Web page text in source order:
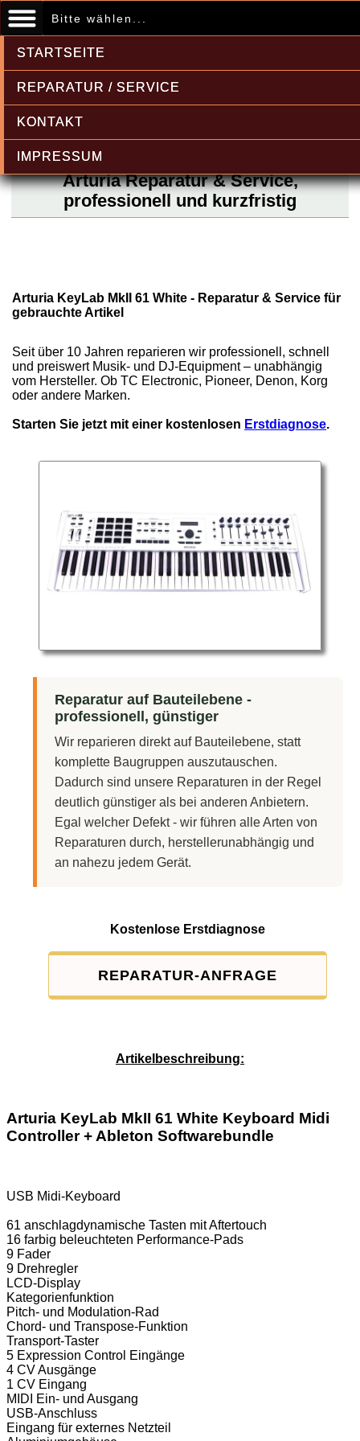
Bitte wählen...
STARTSEITE
REPARATUR / SERVICE
KONTAKT
IMPRESSUM
Arturia Reparatur & Service,
professionell und kurzfristig
Arturia KeyLab MkII 61 White - Reparatur & Service für
gebrauchte Artikel
Seit über 10 Jahren reparieren wir professionell, schnell
und preiswert Musik- und DJ-Equipment – unabhängig
vom Hersteller. Ob TC Electronic, Pioneer, Denon, Korg
oder andere Marken.
Starten Sie jetzt mit einer kostenlosen Erstdiagnose.
Reparatur auf Bauteilebene -
professionell, günstiger
Wir reparieren direkt auf Bauteilebene, statt
komplette Baugruppen auszutauschen.
Dadurch sind unsere Reparaturen in der Regel
deutlich günstiger als bei anderen Anbietern.
Egal welcher Defekt - wir führen alle Arten von
Reparaturen durch, herstellerunabhängig und
an nahezu jedem Gerät.
Kostenlose Erstdiagnose
REPARATUR-ANFRAGE
Artikelbeschreibung:
Arturia KeyLab MkII 61 White Keyboard Midi
Controller + Ableton Softwarebundle
USB Midi-Keyboard
61 anschlagdynamische Tasten mit Aftertouch
16 farbig beleuchteten Performance-Pads
9 Fader
9 Drehregler
LCD-Display
Kategorienfunktion
Pitch- und Modulation-Rad
Chord- und Transpose-Funktion
Transport-Taster
5 Expression Control Eingänge
4 CV Ausgänge
1 CV Eingang
MIDI Ein- und Ausgang
USB-Anschluss
Eingang für externes Netzteil